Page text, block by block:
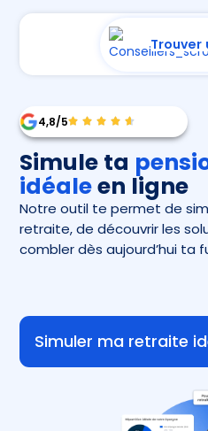
Trouver
4,8/5
Simule ta
idéaleen ligne
Notre outil te permet de
retraite, de découvrir les
comblerdès aujourd’hui ta
Simuler ma retraite